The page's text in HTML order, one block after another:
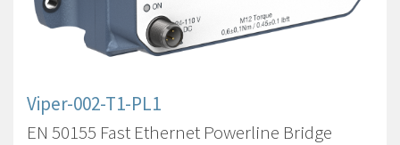
Viper-002-T1-PL1
EN 50155 Fast Ethernet Powerline Bridge